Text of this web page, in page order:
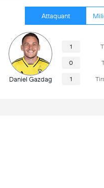
Attaquant
Daniel Gazdag
1
0
1